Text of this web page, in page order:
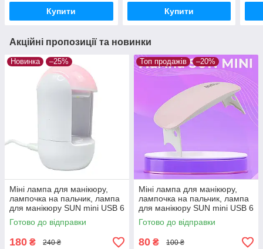
Купити Купити
Акційні пропозиції та новинки
Новинка –25%
Міні лампа для манікюру,
лампочка на пальчик, лампа
для манікюру SUN mini USB 6
Вт LED
Готово до відправки
180 ₴ 240 ₴
Топ продажів –20%
Міні лампа для манікюру,
лампочка на пальчик, лампа
для манікюру SUN mini USB 6
Вт LED
Готово до відправки
80 ₴ 100 ₴